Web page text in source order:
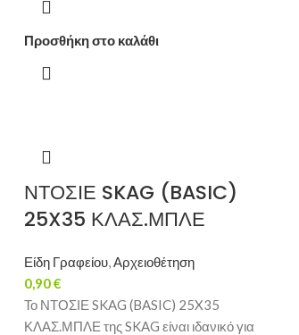
Προσθήκη στο καλάθι
ΝΤΟΣΙΕ SKAG (BASIC)
25X35 ΚΛΑΣ.ΜΠΛΕ
Είδη Γραφείου,Αρχειοθέτηση
0,90€
Το ΝΤΟΣΙΕ SKAG (BASIC) 25X35
ΚΛΑΣ.ΜΠΛΕ της SKAG είναι ιδανικό για